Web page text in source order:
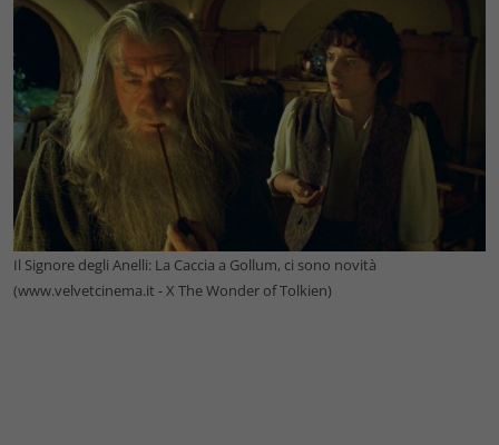
Il Signore degli Anelli: La Caccia a Gollum, ci sono novità
(www.velvetcinema.it - X The Wonder of Tolkien)